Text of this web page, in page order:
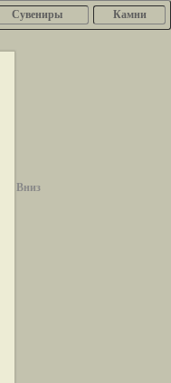
Сувениры Камни
Вниз